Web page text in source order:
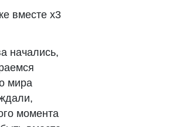
вместе х3
начались,
мира
момента